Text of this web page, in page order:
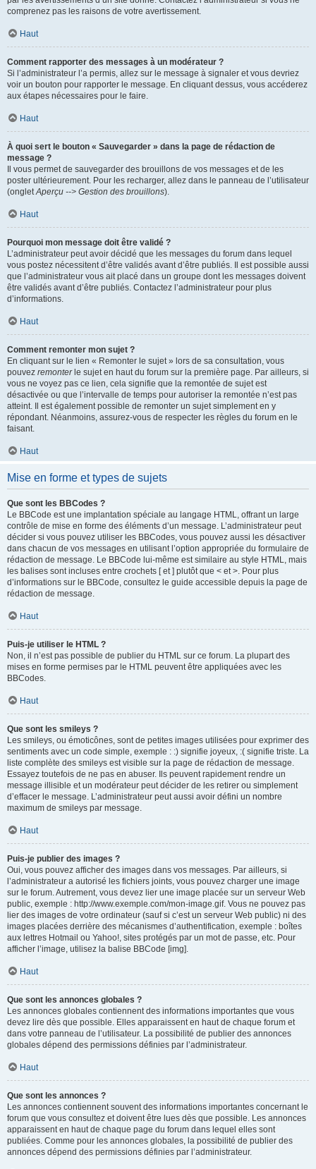
comprenez pas les raisons de votre avertissement.
Haut
Comment rapporter des messages à un modérateur ?
Si l’administrateur l’a permis, allez sur le message à signaler et vous devriez
voir un bouton pour rapporter le message. En cliquant dessus, vous accéderez
aux étapes nécessaires pour le faire.
Haut
À quoi sert le bouton « Sauvegarder » dans la page de rédaction de
message ?
Il vous permet de sauvegarder des brouillons de vos messages et de les
poster ultérieurement. Pour les recharger, allez dans le panneau de l’utilisateur
(ongletAperçu --> Gestion des brouillons).
Haut
Pourquoi mon message doit être validé ?
L’administrateur peut avoir décidé que les messages du forum dans lequel
vous postez nécessitent d’être validés avant d’être publiés. Il est possible aussi
que l’administrateur vous ait placé dans un groupe dont les messages doivent
être validés avant d’être publiés. Contactez l’administrateur pour plus
d’informations.
Haut
Comment remonter mon sujet ?
En cliquant sur le lien « Remonter le sujet » lors de sa consultation, vous
pouvez remonterle sujet en haut du forum sur la première page. Par ailleurs, si
vous ne voyez pas ce lien, cela signifie que la remontée de sujet est
désactivée ou que l’intervalle de temps pour autoriser la remontée n’est pas
atteint. Il est également possible de remonter un sujet simplement en y
répondant. Néanmoins, assurez-vous de respecter les règles du forum en le
faisant.
Haut
Mise en forme et types de sujets
Que sont les BBCodes ?
Le BBCode est une implantation spéciale au langage HTML, offrant un large
contrôle de mise en forme des éléments d’un message. L’administrateur peut
décider si vous pouvez utiliser les BBCodes, vous pouvez aussi les désactiver
dans chacun de vos messages en utilisant l’option appropriée du formulaire de
rédaction de message. Le BBCode lui-même est similaire au style HTML, mais
les balises sont incluses entre crochets [ et ] plutôt que < et >. Pour plus
d’informations sur le BBCode, consultez le guide accessible depuis la page de
rédaction de message.
Haut
Puis-je utiliser le HTML ?
Non, il n’est pas possible de publier du HTML sur ce forum. La plupart des
mises en forme permises par le HTML peuvent être appliquées avec les
BBCodes.
Haut
Que sont les smileys ?
Les smileys, ou émoticônes, sont de petites images utilisées pour exprimer des
sentiments avec un code simple, exemple : :) signifie joyeux, :( signifie triste. La
liste complète des smileys est visible sur la page de rédaction de message.
Essayez toutefois de ne pas en abuser. Ils peuvent rapidement rendre un
message illisible et un modérateur peut décider de les retirer ou simplement
d’effacer le message. L’administrateur peut aussi avoir défini un nombre
maximum de smileys par message.
Haut
Puis-je publier des images ?
Oui, vous pouvez afficher des images dans vos messages. Par ailleurs, si
l’administrateur a autorisé les fichiers joints, vous pouvez charger une image
sur le forum. Autrement, vous devez lier une image placée sur un serveur Web
public, exemple : http://www.exemple.com/mon-image.gif. Vous ne pouvez pas
lier des images de votre ordinateur (sauf si c’est un serveur Web public) ni des
images placées derrière des mécanismes d’authentification, exemple : boîtes
aux lettres Hotmail ou Yahoo!, sites protégés par un mot de passe, etc. Pour
afficher l’image, utilisez la balise BBCode [img].
Haut
Que sont les annonces globales ?
Les annonces globales contiennent des informations importantes que vous
devez lire dès que possible. Elles apparaissent en haut de chaque forum et
dans votre panneau de l’utilisateur. La possibilité de publier des annonces
globales dépend des permissions définies par l’administrateur.
Haut
Que sont les annonces ?
Les annonces contiennent souvent des informations importantes concernant le
forum que vous consultez et doivent être lues dès que possible. Les annonces
apparaissent en haut de chaque page du forum dans lequel elles sont
publiées. Comme pour les annonces globales, la possibilité de publier des
annonces dépend des permissions définies par l’administrateur.